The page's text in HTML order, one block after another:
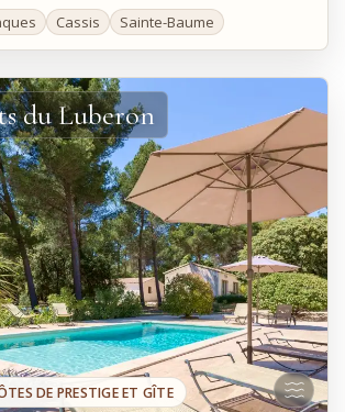
Cassis Sainte-Baume
DE PRESTIGE ET GÎTE
du Luberon